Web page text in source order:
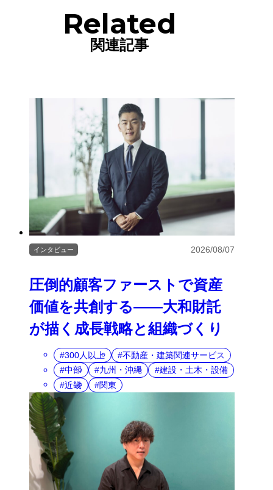
Related
関連記事
圧倒的顧客ファーストで資産
価値を共創する――大和財託
が描く成長戦略と組織づくり
インタビュー 2026/08/07
300人以上
不動産・建築関連サービス
中部
九州・沖縄
建設・土木・設備
近畿
関東